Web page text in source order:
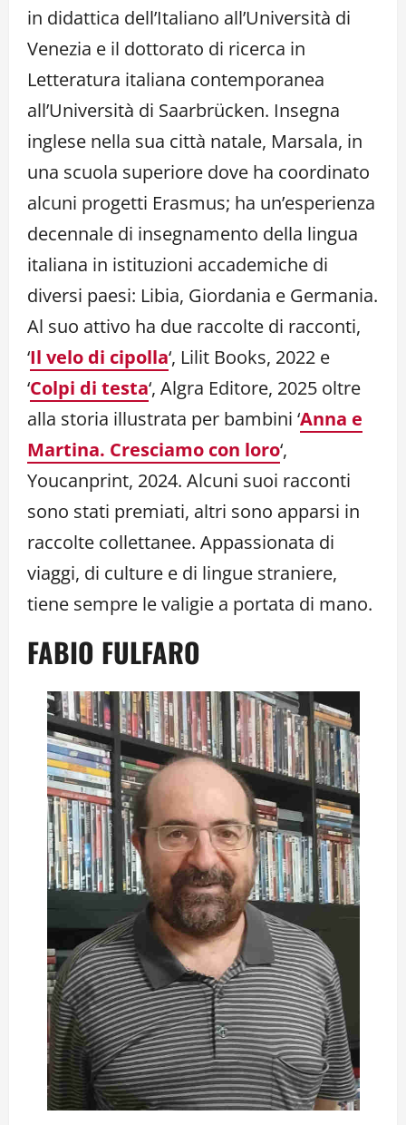
in didattica dell’Italiano all’Università di
Venezia e il dottorato di ricerca in
Letteratura italiana contemporanea
all’Università di Saarbrücken. Insegna
inglese nella sua città natale, Marsala, in
una scuola superiore dove ha coordinato
alcuni progetti Erasmus; ha un’esperienza
decennale di insegnamento della lingua
italiana in istituzioni accademiche di
diversi paesi: Libia, Giordania e Germania.
Al suo attivo ha due raccolte di racconti,
‘Il velo di cipolla‘, Lilit Books, 2022 e
‘Colpi di testa‘, Algra Editore, 2025 oltre
alla storia illustrata per bambini ‘Anna e
Martina. Cresciamo con loro‘,
Youcanprint, 2024. Alcuni suoi racconti
sono stati premiati, altri sono apparsi in
raccolte collettanee. Appassionata di
viaggi, di culture e di lingue straniere,
tiene sempre le valigie a portata di mano.
FABIO FULFARO